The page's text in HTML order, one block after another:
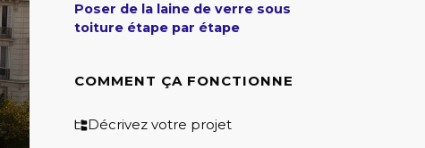
Poser de la laine de verre sous
toiture étape par étape
COMMENT ÇA FONCTIONNE
Décrivez votre projet